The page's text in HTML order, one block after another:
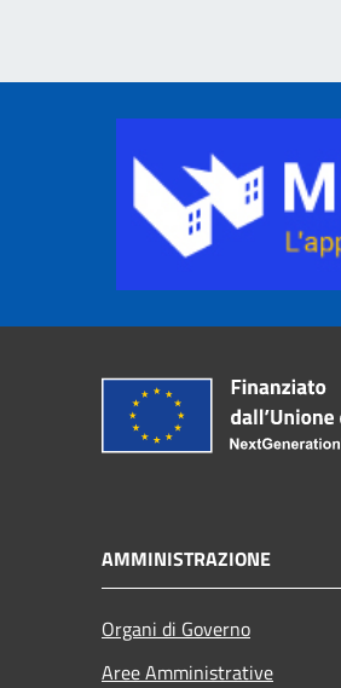
AMMINISTRAZIONE
Organi di Governo
Aree Amministrative